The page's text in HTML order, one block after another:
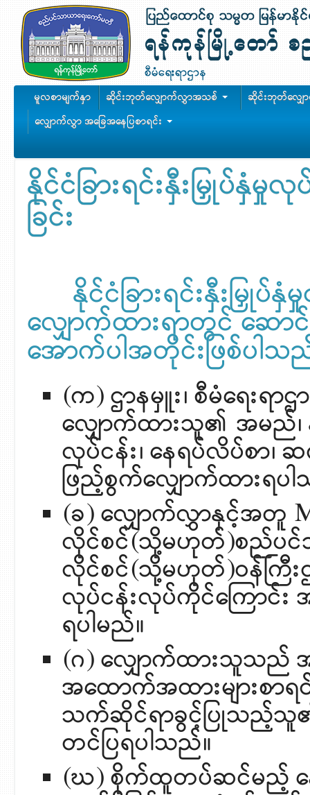
မူလစာမျက်နှာ ဆိုင်းဘုတ်လျှောက်လွှာအသစ်
ဆိုင်းဘုတ်လျှေ
လျှောက်လွှာ အခြေအနေပြစာရင်း
နိုင်ငံခြားရင်းနှီးမြှုပ်နှံ
ခြင်း
နိုင်ငံခြားရင်းနှီးမြှုပ်
လျှောက်ထားရာတွင် ဆေ
အောက်ပါအတိုင်းဖြစ်ပါသ
(က) ဌာနမှူး၊ စီမံရေးရ
လျှောက်ထားသူ၏ အမည်၊
လုပ်ငန်း၊ နေရပ်လိပ်စာ၊
ဖြည့်စွက်လျှောက်ထားရပ
(ခ) လျှောက်လွှာနှင့်အတူ
လိုင်စင်(သို့မဟုတ်)စည်ပင်
လိုင်စင်(သို့မဟုတ်)ဝန်ကြီး
လုပ်ငန်းလုပ်ကိုင်ကြောင်း
ရပါမည်။
(ဂ) လျှောက်ထားသူသည်
အထောက်အထားများစာရ
သက်ဆိုင်ရာခွင့်ပြုသည့်သူ
တင်ပြရပါသည်။
(ဃ) စိုက်ထူတပ်ဆင်မည့် နေ